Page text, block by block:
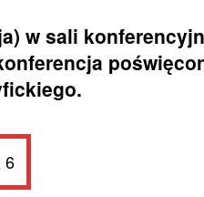
w sali
6